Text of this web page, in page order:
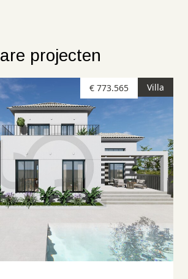
projecten
Villa
€ 773.565